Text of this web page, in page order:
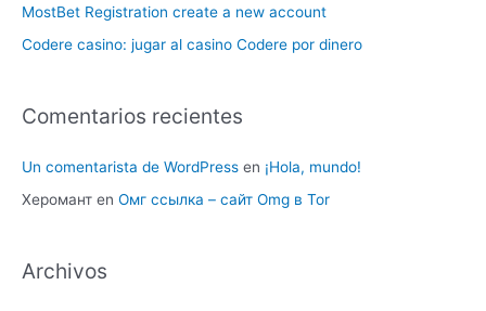
MostBet Registration create a new account
Codere casino: jugar al casino Codere por dinero
Comentarios recientes
Un comentarista de WordPress en ¡Hola, mundo!
Херомант en Омг ссылка – сайт Omg в Tor
Archivos